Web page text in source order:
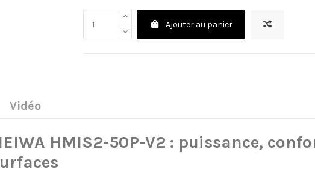
Ajouter au panier
Vidéo
HMIS2-50P-V2 : puissance,